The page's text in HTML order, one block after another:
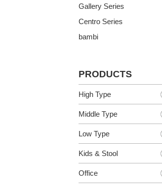
Gallery Series
Centro Series
bambi
PRODUCTS
High Type
Middle Type
Low Type
Kids & Stool
Office